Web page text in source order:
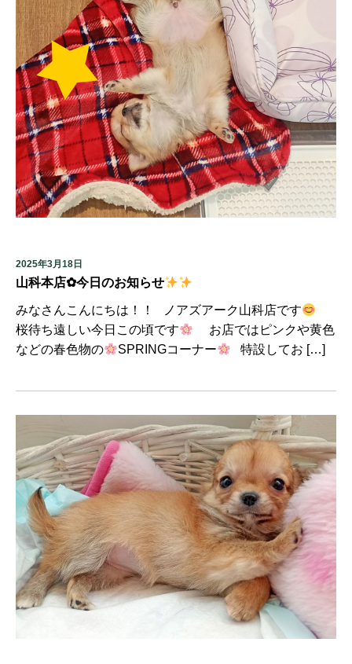
2025年3月18日
山科本店✿今日のお知らせ
みなさんこんにちは！！ ノアズアーク山科店です
桜待ち遠しい今日この頃です
お店ではピンクや黄色
などの春色物の
SPRINGコーナー 特設してお […]